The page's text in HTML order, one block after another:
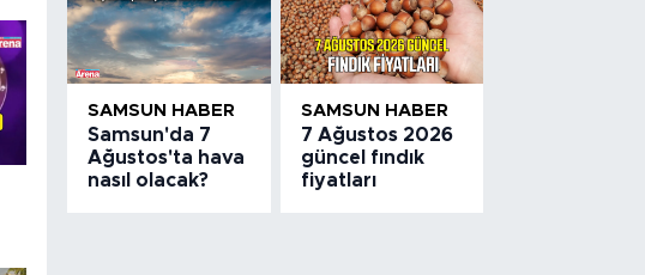
SAMSUN HABER
Samsun'da 7
Ağustos'ta hava
nasıl olacak?
SAMSUN HABER
7 Ağustos 2026
güncel fındık
fiyatları